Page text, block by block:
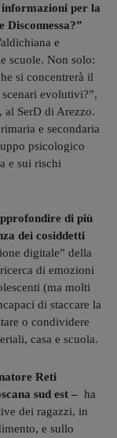
per la
Disconnessa?”
e
scuole. Non solo:
si concentrerà il
evolutivi?”,
al SerD di Arezzo.
e secondaria
psicologico
e sui rischi
di più
dei cosiddetti
digitale” della
di emozioni
(ma molti
di staccare la
o condividere
casa e scuola.
Reti
sud est – ha
dei ragazzi, in
e sullo